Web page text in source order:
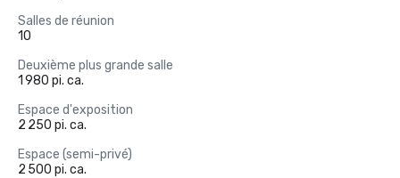
Salles de réunion
10
Deuxième plus grande salle
1 980 pi. ca.
Espace d'exposition
2 250 pi. ca.
Espace (semi-privé)
2 500 pi. ca.